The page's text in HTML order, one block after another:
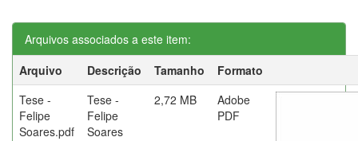
Arquivos associados a este item:
Arquivo
Descrição Tamanho
Formato
Tese -
Felipe
Soares.pdf
Tese -
Felipe
Soares
2,72 MB
Adobe
PDF